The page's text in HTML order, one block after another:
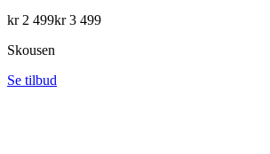
kr 2 499kr3 499
Skousen
Se tilbud